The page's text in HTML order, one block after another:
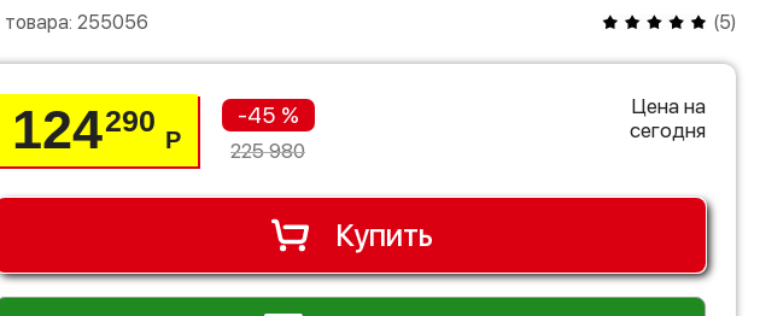
255056 (5)
124290
Р
-45 %
225 980
Цена на
сегодня
Купить